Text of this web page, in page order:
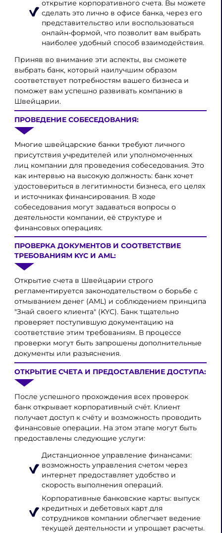
открытие корпоративного счета. Вы можете
сделать это лично в офисе банка, через его
представительство или воспользоваться
онлайн-формой, что позволит вам выбрать
наиболее удобный способ взаимодействия.
Приняв во внимание эти аспекты, вы сможете
выбрать банк, который наилучшим образом
соответствует потребностям вашего бизнеса и
поможет вам успешно развивать компанию в
Швейцарии.
ПРОВЕДЕНИЕ СОБЕСЕДОВАНИЯ:
Многие швейцарские банки требуют личного
присутствия учредителей или уполномоченных
лиц компании для проведения собеседования. Это
как интервью на высокую должность: банк хочет
удостовериться в легитимности бизнеса, его целях
и источниках финансирования. В ходе
собеседования могут задаваться вопросы о
деятельности компании, её структуре и
финансовых операциях.
ПРОВЕРКА ДОКУМЕНТОВ И СООТВЕТСТВИЕ
ТРЕБОВАНИЯМ KYC И AML:
Открытие счета в Швейцарии строго
регламентируется законодательством о борьбе с
отмыванием денег (AML) и соблюдением принципа
"Знай своего клиента" (KYC). Банк тщательно
проверяет поступившую документацию на
соответствие этим требованиям. В процессе
проверки могут быть запрошены дополнительные
документы или разъяснения.
ОТКРЫТИЕ СЧЕТА И ПРЕДОСТАВЛЕНИЕ ДОСТУПА:
После успешного прохождения всех проверок
банк открывает корпоративный счёт. Клиент
получает доступ к счёту и возможность проводить
финансовые операции. На этом этапе могут быть
предоставлены следующие услуги:
Дистанционное управление финансами:
возможность управления счетом через
интернет предоставляет удобство и
скорость выполнения операций.
Корпоративные банковские карты: выпуск
кредитных и дебетовых карт для
сотрудников компании облегчает ведение
текущей деятельности и упрощает расчеты.